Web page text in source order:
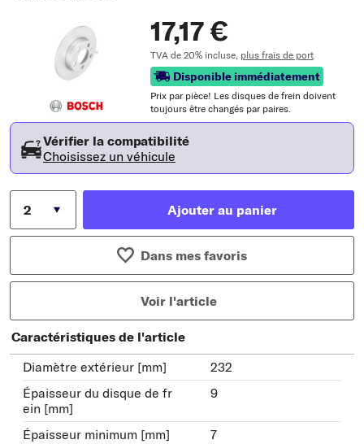
17,17 €
TVA de 20% incluse, plus frais de port
Disponible immédiatement
Prix ​​par pièce! Les disques de frein doivent
toujours être changés par paires.
Vérifier la compatibilité
Choisissez un véhicule
Ajouter au panier
Dans mes favoris
Voir l'article
Caractéristiques de l'article
Diamètre extérieur [mm]
232
Épaisseur du disque de fr
ein [mm]
9
Épaisseur minimum [mm] 7